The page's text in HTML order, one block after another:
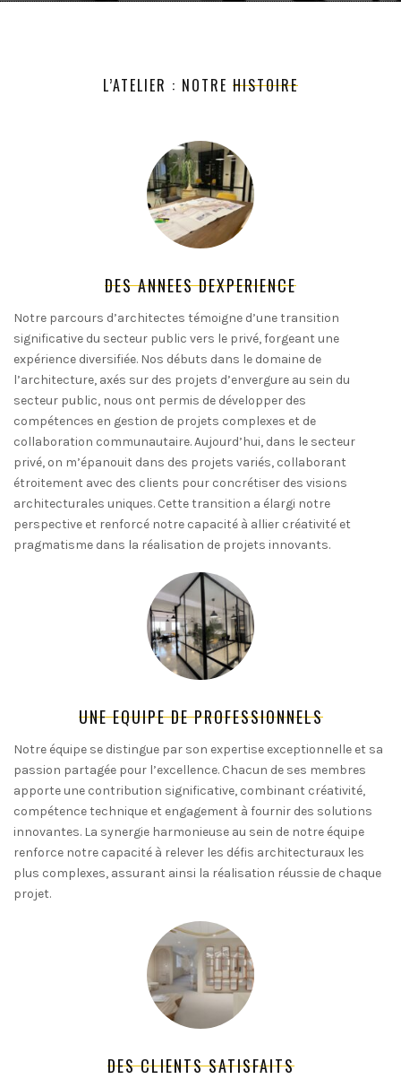
L’ATELIER : NOTRE HISTOIRE
DES ANNEES DEXPERIENCE
Notre parcours d’architectes témoigne d’une transition
significative du secteur public vers le privé, forgeant une
expérience diversifiée. Nos débuts dans le domaine de
l’architecture, axés sur des projets d’envergure au sein du
secteur public, nous ont permis de développer des
compétences en gestion de projets complexes et de
collaboration communautaire. Aujourd’hui, dans le secteur
privé, on m’épanouit dans des projets variés, collaborant
étroitement avec des clients pour concrétiser des visions
architecturales uniques. Cette transition a élargi notre
perspective et renforcé notre capacité à allier créativité et
pragmatisme dans la réalisation de projets innovants.
UNE EQUIPE DE PROFESSIONNELS
Notre équipe se distingue par son expertise exceptionnelle et sa
passion partagée pour l’excellence. Chacun de ses membres
apporte une contribution significative, combinant créativité,
compétence technique et engagement à fournir des solutions
innovantes. La synergie harmonieuse au sein de notre équipe
renforce notre capacité à relever les défis architecturaux les
plus complexes, assurant ainsi la réalisation réussie de chaque
projet.
DES CLIENTS SATISFAITS